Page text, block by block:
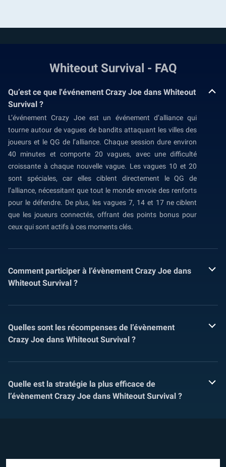
Whiteout Survival - FAQ
Qu’est ce que l'événement Crazy Joe dans Whiteout
Survival ?
L’événement Crazy Joe est un événement d’alliance qui
tourne autour de vagues de bandits attaquant les villes des
joueurs et le QG de l’alliance. Chaque session dure environ
40 minutes et comporte 20 vagues, avec une difficulté
croissante à chaque nouvelle vague. Les vagues 10 et 20
sont spéciales, car elles ciblent directement le QG de
l’alliance, nécessitant que tout le monde envoie des renforts
pour le défendre. De plus, les vagues 7, 14 et 17 ne ciblent
que les joueurs connectés, offrant des points bonus pour
ceux qui sont actifs à ces moments clés.
Comment participer à l’évènement Crazy Joe dans
Whiteout Survival ?
Quelles sont les récompenses de l’évènement
Crazy Joe dans Whiteout Survival ?
Quelle est la stratégie la plus efficace de
l’évènement Crazy Joe dans Whiteout Survival ?